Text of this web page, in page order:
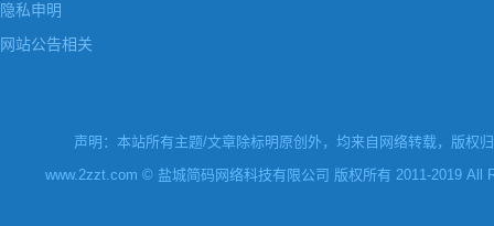
隐私申明
网站公告相关
声明：本站所有主题/文章除标明原创外，均来自网络转载，版权
www.2zzt.com © 盐城简码网络科技有限公司 版权所有 2011-2019